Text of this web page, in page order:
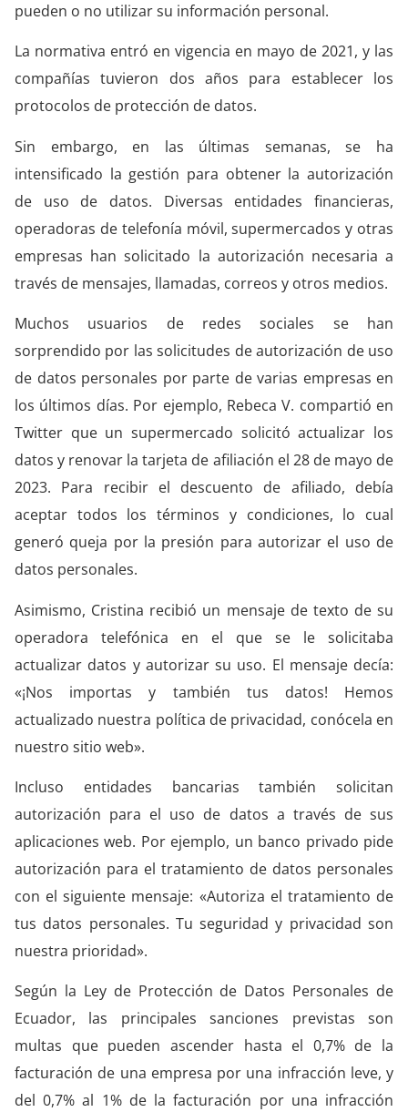
pueden o no utilizar su información personal.
La normativa entró en vigencia en mayo de 2021, y las
compañías tuvieron dos años para establecer los
protocolos de protección de datos.
Sin embargo, en las últimas semanas, se ha
intensificado la gestión para obtener la autorización
de uso de datos. Diversas entidades financieras,
operadoras de telefonía móvil, supermercados y otras
empresas han solicitado la autorización necesaria a
través de mensajes, llamadas, correos y otros medios.
Muchos usuarios de redes sociales se han
sorprendido por las solicitudes de autorización de uso
de datos personales por parte de varias empresas en
los últimos días. Por ejemplo, Rebeca V. compartió en
Twitter que un supermercado solicitó actualizar los
datos y renovar la tarjeta de afiliación el 28 de mayo de
2023. Para recibir el descuento de afiliado, debía
aceptar todos los términos y condiciones, lo cual
generó queja por la presión para autorizar el uso de
datos personales.
Asimismo, Cristina recibió un mensaje de texto de su
operadora telefónica en el que se le solicitaba
actualizar datos y autorizar su uso. El mensaje decía:
«¡Nos importas y también tus datos! Hemos
actualizado nuestra política de privacidad, conócela en
nuestro sitio web».
Incluso entidades bancarias también solicitan
autorización para el uso de datos a través de sus
aplicaciones web. Por ejemplo, un banco privado pide
autorización para el tratamiento de datos personales
con el siguiente mensaje: «Autoriza el tratamiento de
tus datos personales. Tu seguridad y privacidad son
nuestra prioridad».
Según la Ley de Protección de Datos Personales de
Ecuador, las principales sanciones previstas son
multas que pueden ascender hasta el 0,7% de la
facturación de una empresa por una infracción leve, y
del 0,7% al 1% de la facturación por una infracción